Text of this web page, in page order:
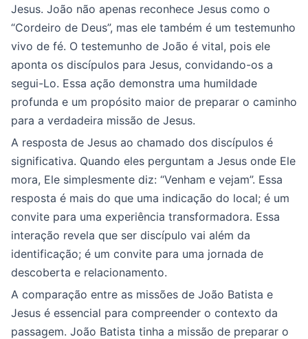
Jesus. João não apenas reconhece Jesus como o
“Cordeiro de Deus”, mas ele também é um testemunho
vivo de fé. O testemunho de João é vital, pois ele
aponta os discípulos para Jesus, convidando-os a
segui-Lo. Essa ação demonstra uma humildade
profunda e um propósito maior de preparar o caminho
para a verdadeira missão de Jesus.
A resposta de Jesus ao chamado dos discípulos é
significativa. Quando eles perguntam a Jesus onde Ele
mora, Ele simplesmente diz: “Venham e vejam”. Essa
resposta é mais do que uma indicação do local; é um
convite para uma experiência transformadora. Essa
interação revela que ser discípulo vai além da
identificação; é um convite para uma jornada de
descoberta e relacionamento.
A comparação entre as missões de João Batista e
Jesus é essencial para compreender o contexto da
passagem. João Batista tinha a missão de preparar o